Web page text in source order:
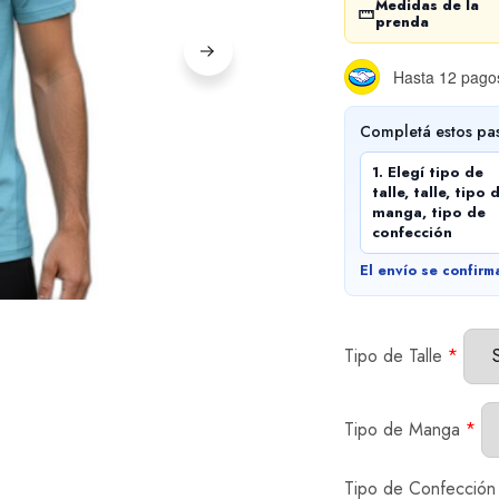
Medidas de la
prenda
Hasta 12
Completá estos
1. Elegí tipo de
talle, talle, tipo
manga, tipo de
confección
El envío se
Tipo de Talle *
Tipo de Manga *
Tipo de Confección